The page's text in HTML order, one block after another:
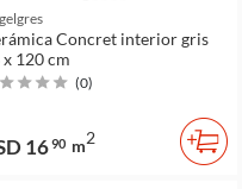
Concret interior gris
x 120 cm
(0)
1690 m2